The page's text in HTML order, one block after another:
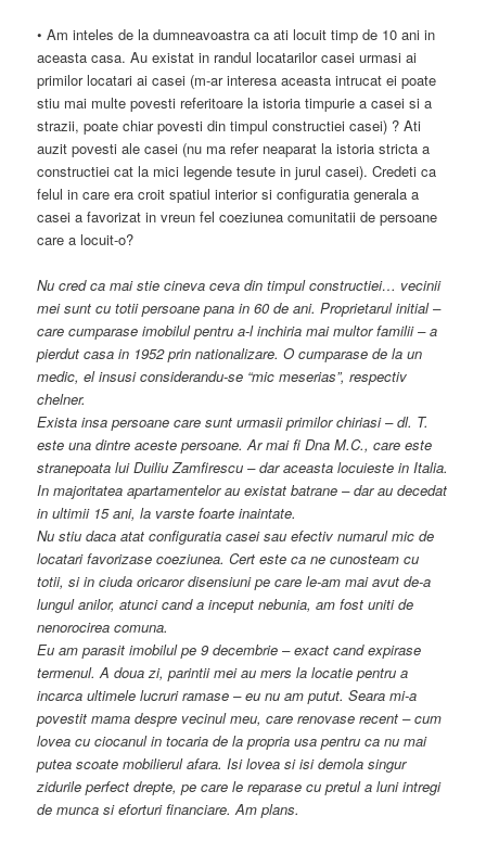
• Am inteles de la dumneavoastra ca ati locuit timp de 10 ani in
aceasta casa. Au existat in randul locatarilor casei urmasi ai
primilor locatari ai casei (m-ar interesa aceasta intrucat ei poate
stiu mai multe povesti referitoare la istoria timpurie a casei si a
strazii, poate chiar povesti din timpul constructiei casei) ? Ati
auzit povesti ale casei (nu ma refer neaparat la istoria stricta a
constructiei cat la mici legende tesute in jurul casei). Credeti ca
felul in care era croit spatiul interior si configuratia generala a
casei a favorizat in vreun fel coeziunea comunitatii de persoane
care a locuit-o?
Nu cred ca mai stie cineva ceva din timpul constructiei… vecinii
mei sunt cu totii persoane pana in 60 de ani. Proprietarul initial –
care cumparase imobilul pentru a-l inchiria mai multor familii – a
pierdut casa in 1952 prin nationalizare. O cumparase de la un
medic, el insusi considerandu-se “mic meserias”, respectiv
chelner.
Exista insa persoane care sunt urmasii primilor chiriasi – dl. T.
este una dintre aceste persoane. Ar mai fi Dna M.C., care este
stranepoata lui Duiliu Zamfirescu – dar aceasta locuieste in Italia.
In majoritatea apartamentelor au existat batrane – dar au decedat
in ultimii 15 ani, la varste foarte inaintate.
Nu stiu daca atat configuratia casei sau efectiv numarul mic de
locatari favorizase coeziunea. Cert este ca ne cunosteam cu
totii, si in ciuda oricaror disensiuni pe care le-am mai avut de-a
lungul anilor, atunci cand a inceput nebunia, am fost uniti de
nenorocirea comuna.
Eu am parasit imobilul pe 9 decembrie – exact cand expirase
termenul. A doua zi, parintii mei au mers la locatie pentru a
incarca ultimele lucruri ramase – eu nu am putut. Seara mi-a
povestit mama despre vecinul meu, care renovase recent – cum
lovea cu ciocanul in tocaria de la propria usa pentru ca nu mai
putea scoate mobilierul afara. Isi lovea si isi demola singur
zidurile perfect drepte, pe care le reparase cu pretul a luni intregi
de munca si eforturi financiare. Am plans.